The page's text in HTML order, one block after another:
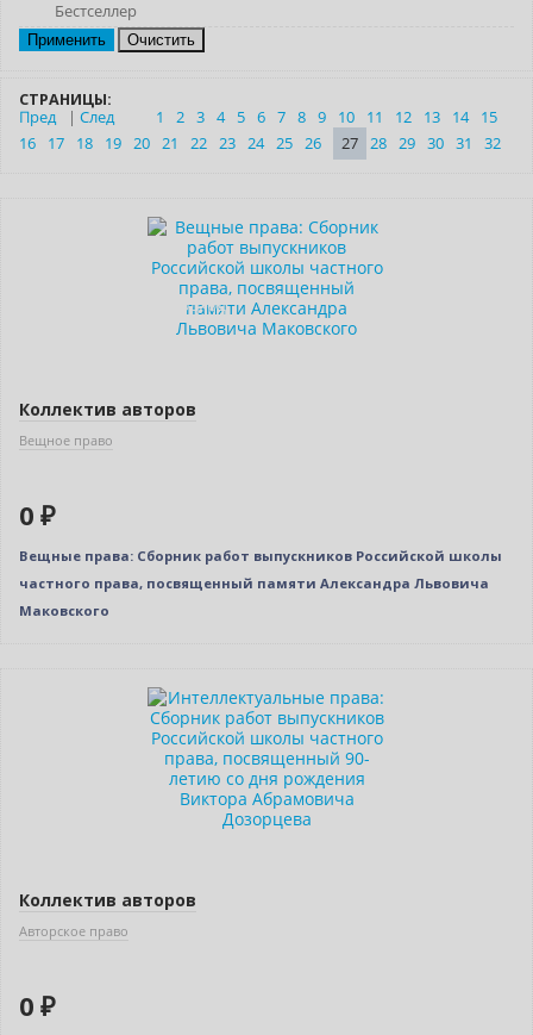
Бестселлер
Очистить
СТРАНИЦЫ:
Пред
| След 1 2 3 4 5 6 7 8 9 10 11 12 13 14
15
16
17 18 19 20 21 22 23 24 25 26 27 28 29 30 31 32
Индивидуальный подход
Коллектив авторов
Вещное право
0 ₽
Вещные права: Сборник работ выпускников Российской школы
частного права, посвященный памяти Александра Львовича
Маковского
Коллектив авторов
Авторское право
0 ₽